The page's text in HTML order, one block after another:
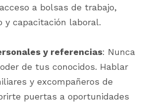
a bolsas de trabajo,
y capacitación laboral.
y referencias: Nunca
de tus conocidos. Hablar
y excompañeros de
puertas a oportunidades